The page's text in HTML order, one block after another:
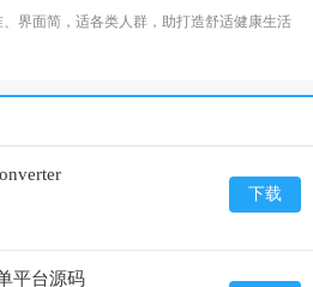
界面简，适各类人群，助打造舒适健康生活
下载
平台源码